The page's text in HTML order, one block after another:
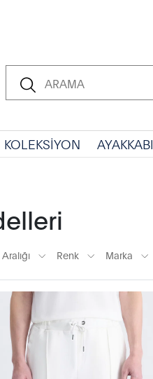
KOLEKSİYON AYAKKABI
Renk Marka